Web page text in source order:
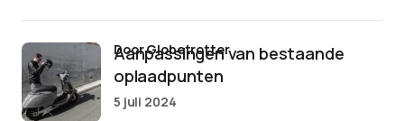
Aanpassingen van bestaande
oplaadpunten
door Globetrotter
5 juli 2024